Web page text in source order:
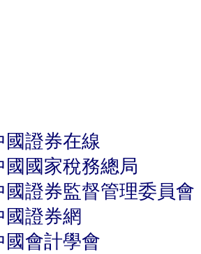
國證券在線
國國家稅務總局
國證券監督管理委員會
國證券網
國會計學會